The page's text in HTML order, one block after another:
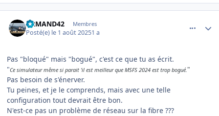
ARMAND42 Membres
Posté(e) le 1 août 20251 a
Pas "bloqué" mais "bogué", c'est ce que tu as écrit.
"Ce simulateur même si parait 'il est meilleur que MSFS 2024 est trop bogué."
Pas besoin de s'énerver.
Tu peines, et je le comprends, mais avec une telle
configuration tout devrait être bon.
N'est-ce pas un problème de réseau sur la fibre ???